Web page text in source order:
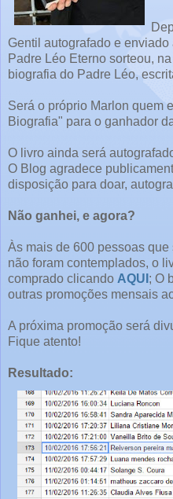
Gentil autografado e
Padre Léo Eterno sorteou,
biografia do Padre Léo,
Será o próprio Marlon quem
Biografia" para o ganhador
O livro ainda será
O Blog agradece
disposição para doar,
Não ganhei, e agora?
Às mais de 600 pessoas
não foram contemplados, o
comprado clicando AQUI ; O
outras promoções mensais
A próxima promoção será
Fique atento!
Resultado: